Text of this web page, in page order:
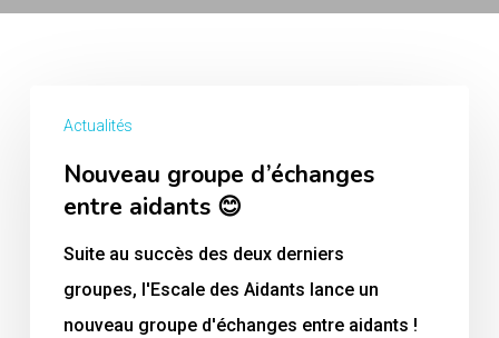
groupe
d’échanges
entre
aidants
Actualités
Nouveau groupe d’échanges
entre aidants 😊
Suite au succès des deux derniers
groupes, l'Escale des Aidants lance un
nouveau groupe d'échanges entre aidants !